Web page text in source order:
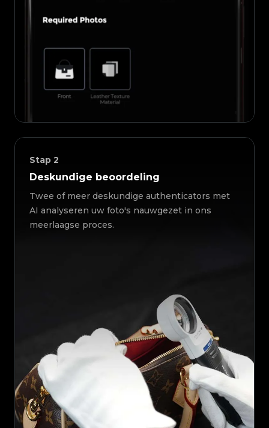
Stap 2
Deskundige beoordeling
Twee of meer deskundige authenticators met
AI analyseren uw foto's nauwgezet in ons
meerlaagse proces.